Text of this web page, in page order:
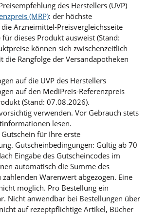
des Herstellers (UVP)
(MRP): der höchste
Arzneimittel-Preisvergleichsseite
dieses Produkt ausweist (Stand:
können sich zwischenzeitlich
die Rangfolge der Versandapotheken
auf die UVP des Herstellers
auf den MediPreis-Referenzpreis
(Stand: 07.08.2026).
verwenden. Vor Gebrauch stets
lesen.
für Ihre erste
Gutscheinbedingungen: Gültig ab 70
Eingabe des Gutscheincodes im
automatisch die Summe des
Warenwert abgezogen. Eine
möglich. Pro Bestellung ein
Nicht anwendbar bei Bestellungen über
auf rezeptpflichtige Artikel, Bücher